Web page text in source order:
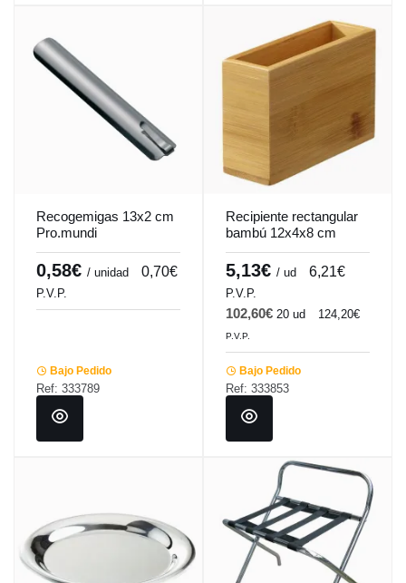
Recogemigas 13x2 cm
Pro.mundi
0,58€ / unidad 0,70€
P.V.P.
Bajo Pedido
Ref: 333789
Recipiente rectangular
bambú 12x4x8 cm
Pro.mundi
5,13€ / ud 6,21€
P.V.P.
102,60€ 20 ud 124,20€
P.V.P.
Bajo Pedido
Ref: 333853